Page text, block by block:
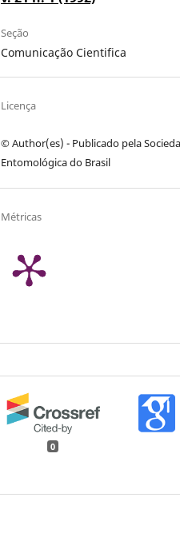
Seção
Comunicação Cientifica
Licença
© Author(es) - Publicado pela
Entomológica do Brasil
Métricas
0